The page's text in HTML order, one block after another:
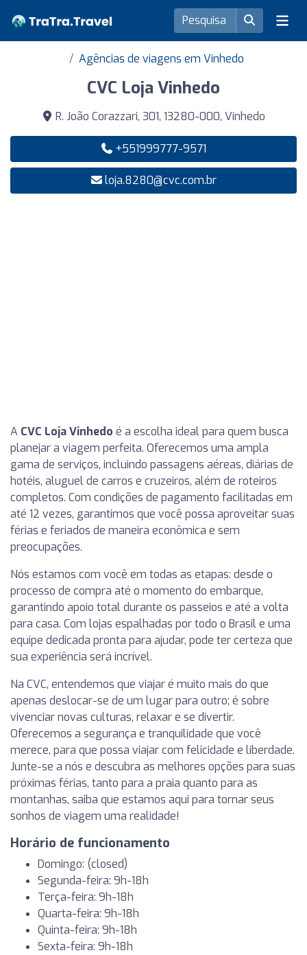
Agências de viagens em Vinhedo
CVC Loja Vinhedo
R. João Corazzari, 301, 13280-000, Vinhedo
+551999777-9571
loja.8280@cvc.com.br
A CVC Loja Vinhedo é a escolha ideal para quem busca
planejar a viagem perfeita. Oferecemos uma ampla
gama de serviços, incluindo passagens aéreas, diárias de
hotéis, aluguel de carros e cruzeiros, além de roteiros
completos. Com condições de pagamento facilitadas em
até 12 vezes, garantimos que você possa aproveitar suas
férias e feriados de maneira econômica e sem
preocupações.
Nós estamos com você em todas as etapas: desde o
processo de compra até o momento do embarque,
garantindo apoio total durante os passeios e até a volta
para casa. Com lojas espalhadas por todo o Brasil e uma
equipe dedicada pronta para ajudar, pode ter certeza que
sua experiência será incrível.
Na CVC, entendemos que viajar é muito mais do que
apenas deslocar-se de um lugar para outro; é sobre
vivenciar novas culturas, relaxar e se divertir.
Oferecemos a segurança e tranquilidade que você
merece, para que possa viajar com felicidade e liberdade.
Junte-se a nós e descubra as melhores opções para suas
próximas férias, tanto para a praia quanto para as
montanhas, saiba que estamos aqui para tornar seus
sonhos de viagem uma realidade!
Horário de funcionamento
Domingo: (closed)
Segunda-feira: 9h-18h
Terça-feira: 9h-18h
Quarta-feira: 9h-18h
Quinta-feira: 9h-18h
Sexta-feira: 9h-18h